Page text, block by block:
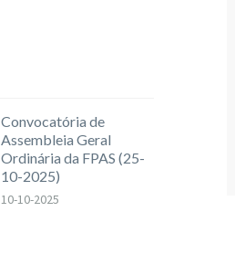
Convocatória de
Assembleia Geral
Ordinária da FPAS (25-
10-2025)
10-10-2025